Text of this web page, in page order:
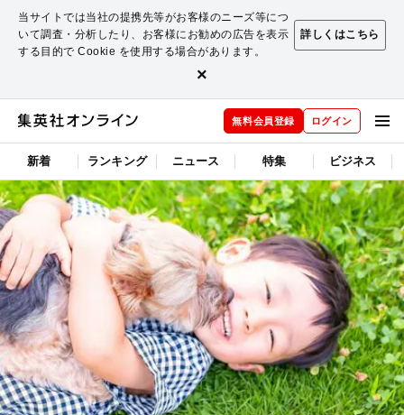
当サイトでは当社の提携先等がお客様のニーズ等につ
いて調査・分析したり、お客様にお勧めの広告を表示
する目的で Cookie を使用する場合があります。
詳しくはこちら
×
無料会員登録 ログイン
新着 ランキング ニュース 特集 ビジネス